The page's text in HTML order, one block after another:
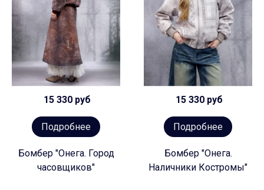
15 330 руб
Подробнее
Бомбер "Онега. Город
часовщиков"
15 330 руб
Подробнее
Бомбер "Онега.
Наличники Костромы"